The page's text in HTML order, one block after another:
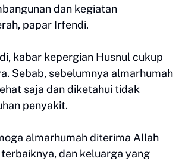
dan kegiatan
papar Irfendi.
kabar kepergian Husnul cukup
Sebab, sebelumnya almarhumah
saja dan diketahui tidak
penyakit.
almarhumah diterima Allah
dan keluarga yang